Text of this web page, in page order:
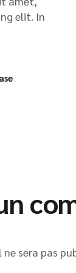
elit. In
sera pas